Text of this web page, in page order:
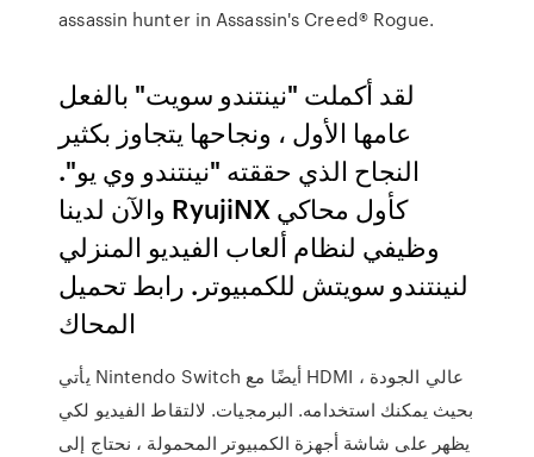
assassin hunter in Assassin's Creed® Rogue.
لقد أكملت "نينتندو سويت" بالفعل
عامها الأول ، ونجاحها يتجاوز بكثير
النجاح الذي حققته "نينتندو وي يو".
والآن لدينا RyujiNX كأول محاكي
وظيفي لنظام ألعاب الفيديو المنزلي
لنينتندو سويتش للكمبيوتر. رابط تحميل
المحاك
يأتي Nintendo Switch أيضًا مع HDMI عالي الجودة ،
بحيث يمكنك استخدامه. البرمجيات. لالتقاط الفيديو لكي
يظهر على شاشة أجهزة الكمبيوتر المحمولة ، نحتاج إلى